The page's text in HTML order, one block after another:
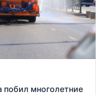
побил многолетние